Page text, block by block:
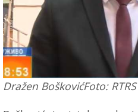
Dražen BoškovićFoto: RTRS